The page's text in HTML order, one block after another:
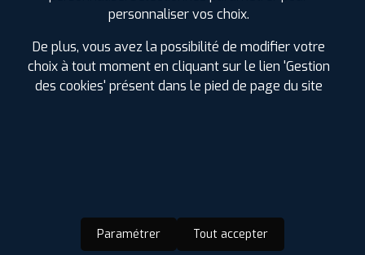
Clément M.
12 juillet 2024
Service rapide et au top, bon accueil. A su répondre dans
l'urgence à mon problème ( peu de temps sur chaumont
09 juillet 2022
Service rapide et bon conseils pour me dépanner sur un
personnaliser vos choix.
De plus, vous avez la possibilité de modifier votre
choix à tout moment en cliquant sur le lien 'Gestion
des cookies' présent dans le pied de page du site
Paramétrer Tout accepter